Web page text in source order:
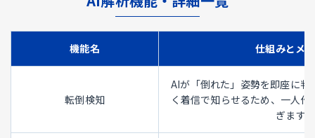
機能名 仕組みとメ
転倒検知
AIが「倒れた」姿勢を即座に判
く着信で知らせるため、一人
ぎます。